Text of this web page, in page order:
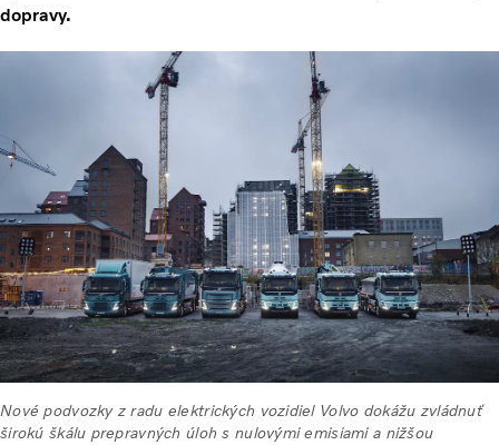
dopravy.
Nové podvozky z radu elektrických vozidiel Volvo dokážu zvládnuť
širokú škálu prepravných úloh s nulovými emisiami a nižšou